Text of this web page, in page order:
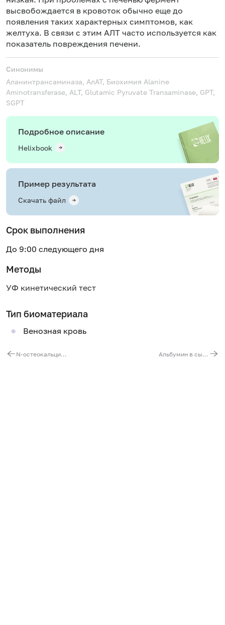
высвобождается в кровоток обычно еще до
появления таких характерных симптомов, как
желтуха. В связи с этим АЛТ часто используется как
показатель повреждения печени.
Синонимы
Аланинтрансаминаза, АлАТ, Биохимия Alanine
Aminotransferase, ALT, Glutamic Pyruvate Transaminase, GPT,
SGPT
Подробное описание
Helixbook
Пример результата
Скачать файл
Срок выполнения
До 9:00 следующего дня
Методы
УФ кинетический тест
Тип биоматериала
Венозная кровь
N-остеокальцин - маркер костного ремоделирования Альбумин в сыворотке